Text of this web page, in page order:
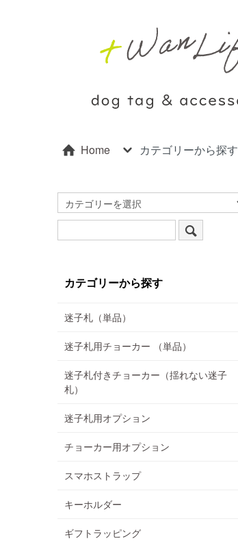
Home カテゴリーから探す
カテゴリーから探す
迷子札（単品）
迷子札用チョーカー （単品）
迷子札付きチョーカー（揺れない迷子
札）
迷子札用オプション
チョーカー用オプション
スマホストラップ
キーホルダー
ギフトラッピング